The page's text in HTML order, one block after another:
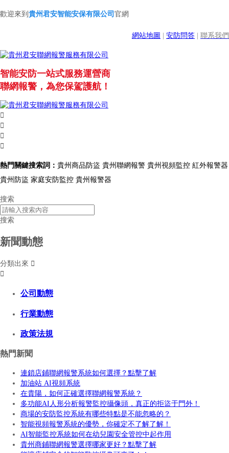
歡迎來到 貴州君安智能安保有限公司 官網
網站地圖 安防問答 聯系我們
智能安防一站式服務運營商
聯網報警，為您保駕護航！




熱門關鍵搜索詞： 貴州商品防盜 貴州聯網報警 貴州視頻監控 紅外報警器
貴州防盜 家庭安防監控 貴州報警器
搜索
搜索
新聞動態
分類出來 

公司動態
行業動態
政策法規
熱門新聞
連鎖店鋪聯網報警系統如何選擇？點擊了解
加油站 AI視頻系統
在貴陽，如何正確選擇聯網報警系統？
多功能AI人形分析報警監控攝像頭，真正的拒盜于門外！
商場的安防監控系統有哪些特點是不能忽略的？
智能視頻報警系統的優勢，你確定不了解了解！
AI智能監控系統如何在幼兒園安全管控中起作用
貴州商鋪聯網報警選擇哪家更好？點擊了解